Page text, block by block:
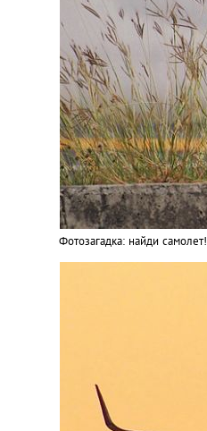
Фотозагадка: найди самолет!